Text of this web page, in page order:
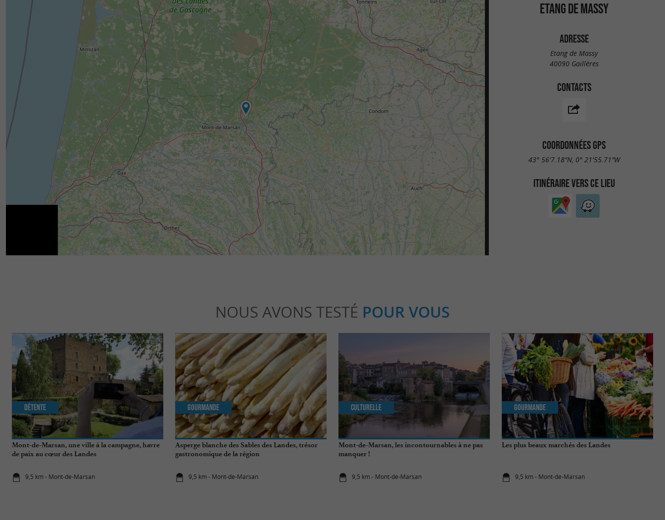
ETANG DE MASSY
ADRESSE
Etang de Massy
40090 Gaillères
CONTACTS
COORDONNÉES GPS
43° 56'7.18"N, 0° 21'55.71"W
ITINÉRAIRE VERS CE LIEU
NOUS AVONS TESTÉ POUR VOUS
Mont-de-Marsan, une ville à la campagne, havre
de paix au cœur des Landes
9,5 km - Mont-de-Marsan
Détente
Asperge blanche des Sables des Landes, trésor
gastronomique de la région
9,5 km - Mont-de-Marsan
Gourmande
Mont-de-Marsan, les incontournables à ne pas
manquer !
9,5 km - Mont-de-Marsan
Culturelle
Les plus beaux marchés des Landes
9,5 km - Mont-de-Marsan
Gourmande